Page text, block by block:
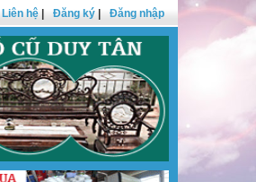
Liên hệ Đăng ký Đăng nhập